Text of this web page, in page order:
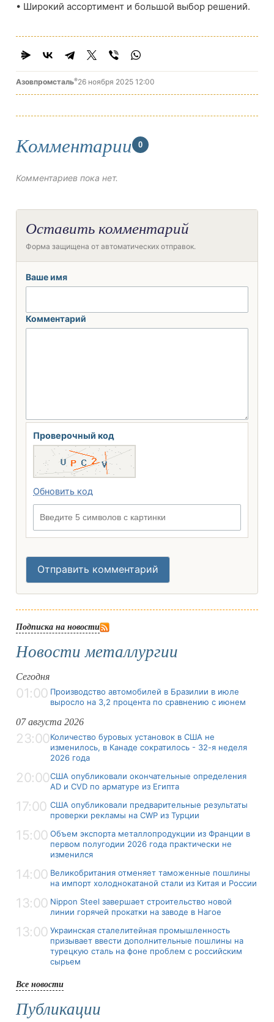
• Широкий ассортимент и большой выбор решений.
Азовпромсталь®26 ноября 2025 12:00
Комментарии 0
Комментариев пока нет.
Оставить комментарий
Форма защищена от автоматических отправок.
Ваше имя
Комментарий
Проверочный код
Обновить код
Отправить комментарий
Подписка на новости
Новости металлургии
Сегодня
01:00 Производство автомобилей в Бразилии в июле
выросло на 3,2 процента по сравнению с июнем
07 августа 2026
23:00Количество буровых установок в США не
изменилось, в Канаде сократилось - 32-я неделя
2026 года
20:00США опубликовали окончательные определения
AD и CVD по арматуре из Египта
17:00 США опубликовали предварительные результаты
проверки рекламы на CWP из Турции
15:00 Объем экспорта металлопродукции из Франции в
первом полугодии 2026 года практически не
изменился
14:00 Великобритания отменяет таможенные пошлины
на импорт холоднокатаной стали из Китая и России
13:00 Nippon Steel завершает строительство новой
линии горячей прокатки на заводе в Нагое
13:00 Украинская сталелитейная промышленность
призывает ввести дополнительные пошлины на
турецкую сталь на фоне проблем с российским
сырьем
Все новости
Публикации